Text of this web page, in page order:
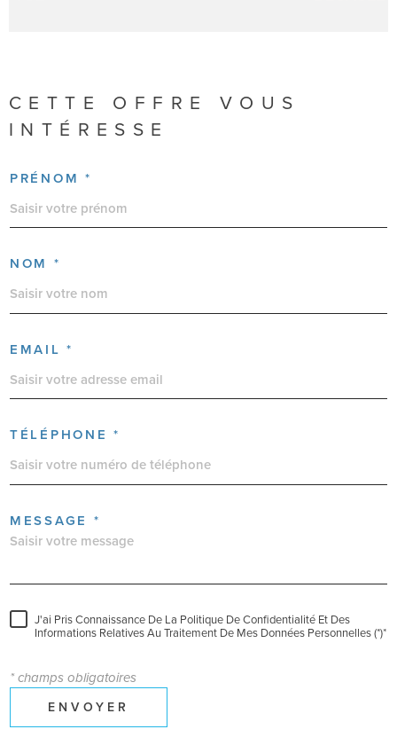
CETTE OFFRE
VOUS
INTÉRESSE
PRÉNOM *
NOM *
EMAIL *
TÉLÉPHONE *
MESSAGE *
J'ai Pris Connaissance De La Politique De Confidentialité Et Des
Informations Relatives Au Traitement De Mes Données Personnelles (*)*
* champs obligatoires
ENVOYER